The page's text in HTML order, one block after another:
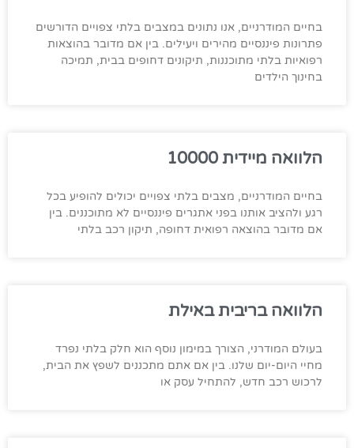
בחיים המודרניים, אנו נתונים במצבים בלתי צפויים הדורשים
פתרונות פיננסיים מהירים ויעילים. בין אם מדובר בהוצאות
רפואיות בלתי מתוכננות, תיקונים דחופים בבית, תמיכה
בחינוך הילדים
הלוואה מיידית 10000
בחיים המודרניים, מצבים בלתי צפויים יכולים להופיע בכל
רגע ולהציב אותנו בפני אתגרים פיננסיים לא מתוכננים. בין
אם מדובר בהוצאה רפואית דחופה, תיקון רכב בלתי
הלוואה בריבית באילת
בעולם המודרני, הצורך במימון נוסף הוא חלק בלתי נפרד
מחיי היום-יום שלנו. בין אם אתם מתכננים לשפץ את הבית,
לרכוש רכב חדש, להתחיל עסק או